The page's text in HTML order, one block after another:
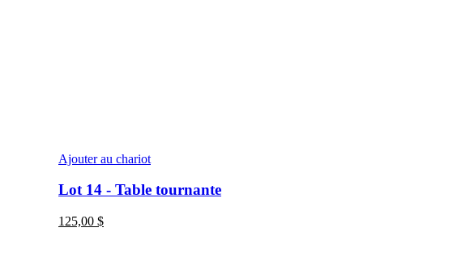
Ajouter au chariot
Lot 14 - Table tournante
125,00 $